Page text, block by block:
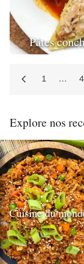
Pâtes
Pagination
des
publications
1 …
Explore nos
Cuisine du